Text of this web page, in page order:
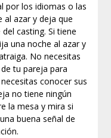
por los idiomas o las
al azar y deja que
casting. Si tiene
una noche al azar y
No necesitas
tu pareja para
conocer sus
no tiene ningún
la mesa y mira si
buena señal de